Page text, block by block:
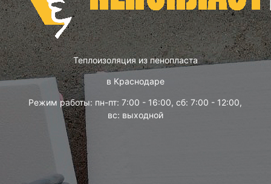
Теплоизоляция из пенопласта
в Краснодаре
Режим работы: пн-пт: 7:00 - 16:00, сб: 7:00 - 12:00,
вс: выходной